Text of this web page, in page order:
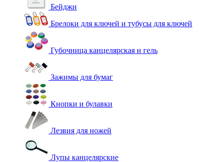
Бейджи
Брелоки для ключей и тубусы для ключей
Губочница канцелярская и гель
Зажимы для бумаг
Кнопки и булавки
Лезвия для ножей
Лупы канцелярские